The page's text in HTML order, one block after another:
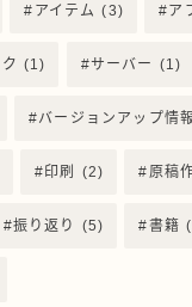
アイテム (3) ア
(1) サーバー (1)
バージョンアップ情報
印刷 (2) 原稿
振り返り (5) 書籍